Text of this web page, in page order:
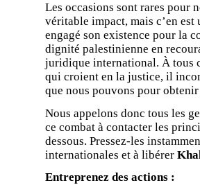
Les occasions sont rares pour
véritable impact, mais c’en est
engagé son existence pour la
dignité palestinienne en
juridique international. À tous
qui croient en la justice, il
que nous pouvons pour
Nous appelons donc tous les
ce combat à contacter les
dessous. Pressez-les
internationales et à libérer
Entreprenez des actions :